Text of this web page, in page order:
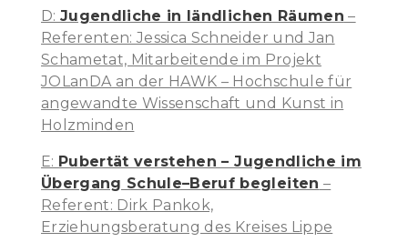
D:Jugendliche in ländlichen Räumen –
Referenten: Jessica Schneider und Jan
Schametat, Mitarbeitende im Projekt
JOLanDA an der HAWK – Hochschule für
angewandte Wissenschaft und Kunst in
Holzminden
E: Pubertät verstehen – Jugendliche im
Übergang Schule–Beruf begleiten –
Referent: Dirk Pankok,
Erziehungsberatung des Kreises Lippe